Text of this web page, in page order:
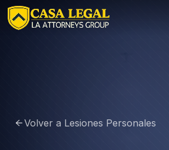
Abogado en Westlake Village | Casa
Contacto
Volver a Lesiones Personales